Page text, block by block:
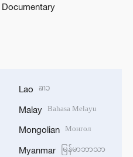
Documentary
Lao ລາວ
Malay Bahasa Melayu
Mongolian Монгол
Myanmar မြန်မာဘာသာ